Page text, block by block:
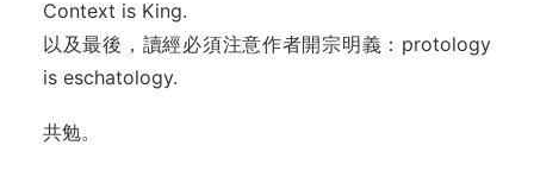
Context is King.
以及最後，讀經必須注意作者開宗明義：protology
is eschatology.
共勉。